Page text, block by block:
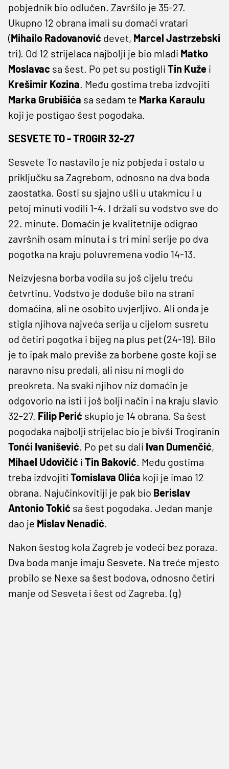
pobjednik bio odlučen. Završilo je 35-27.
Ukupno 12 obrana imali su domaći vratari
(Mihailo Radovanović devet, Marcel Jastrzebski
tri). Od 12 strijelaca najbolji je bio mladi Matko
Moslavac sa šest. Po pet su postigli Tin Kuže i
Krešimir Kozina. Među gostima treba izdvojiti
Marka Grubišića sa sedam te Marka Karaulu
koji je postigao šest pogodaka.
SESVETE TO - TROGIR 32-27
Sesvete To nastavilo je niz pobjeda i ostalo u
priključku sa Zagrebom, odnosno na dva boda
zaostatka. Gosti su sjajno ušli u utakmicu i u
petoj minuti vodili 1-4. I držali su vodstvo sve do
22. minute. Domaćin je kvalitetnije odigrao
završnih osam minuta i s tri mini serije po dva
pogotka na kraju poluvremena vodio 14-13.
Neizvjesna borba vodila su još cijelu treću
četvrtinu. Vodstvo je doduše bilo na strani
domaćina, ali ne osobito uvjerljivo. Ali onda je
stigla njihova najveća serija u cijelom susretu
od četiri pogotka i bijeg na plus pet (24-19). Bilo
je to ipak malo previše za borbene goste koji se
naravno nisu predali, ali nisu ni mogli do
preokreta. Na svaki njihov niz domaćin je
odgovorio na isti i još bolji način i na kraju slavio
32-27. Filip Perić skupio je 14 obrana. Sa šest
pogodaka najbolji strijelac bio je bivši Trogiranin
Tonći Ivanišević. Po pet su dali Ivan Dumenčić,
Mihael Udovičić i Tin Baković. Među gostima
treba izdvojiti Tomislava Olića koji je imao 12
obrana. Najučinkovitiji je pak bio Berislav
Antonio Tokić sa šest pogodaka. Jedan manje
dao je Mislav Nenadić.
Nakon šestog kola Zagreb je vodeći bez poraza.
Dva boda manje imaju Sesvete. Na treće mjesto
probilo se Nexe sa šest bodova, odnosno četiri
manje od Sesveta i šest od Zagreba. (g)